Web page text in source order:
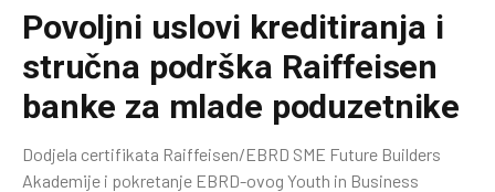
Povoljni uslovi kreditiranja i
stručna podrška Raiffeisen
banke za mlade poduzetnike
Dodjela certifikata Raiffeisen/EBRD SME Future Builders
Akademije i pokretanje EBRD-ovog Youth in Business